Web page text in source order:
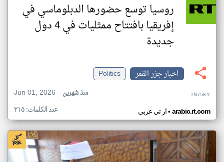
روسيا توسع حضورها الدبلوماسي في
إفريقيا بافتتاح ممثليات في 4 دول
جديدة
اخبار جزر القمر
Politics
Jun 01, 2026
منذ شهرين TN75KY
ار تي عربي• arabic.rt.com عدد الكلمات: ٢١٥